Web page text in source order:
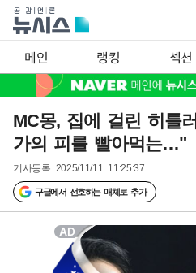
메인 랭킹 섹션
MC몽, 집에 걸린 히틀
가의 피를 빨아먹는…"
기사등록 2025/11/11 11:25:37
구글에서 선호하는 매체로 추가